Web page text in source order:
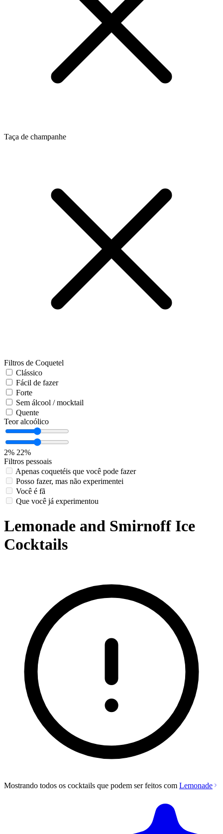
Taça de champanhe
Filtros de Coquetel
Clássico
Fácil de fazer
Forte
Sem álcool / mocktail
Quente
Teor alcoólico
2% 22%
Filtros pessoais
Apenas coquetéis que você pode fazer
Posso fazer, mas não experimentei
Você é fã
Que você já experimentou
Lemonade and Smirnoff Ice
Cocktails
Mostrando todos os cocktails que podem ser feitos com Lemonade